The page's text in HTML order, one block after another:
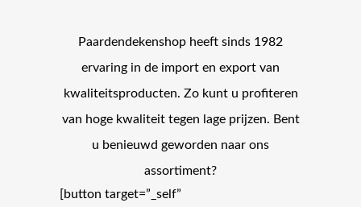
Paardendekenshop heeft sinds 1982
ervaring in de import en export van
kwaliteitsproducten. Zo kunt u profiteren
van hoge kwaliteit tegen lage prijzen. Bent
u benieuwd geworden naar ons
assortiment?
[button target=”_self”